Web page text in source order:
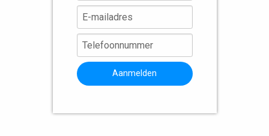
Aanmelden